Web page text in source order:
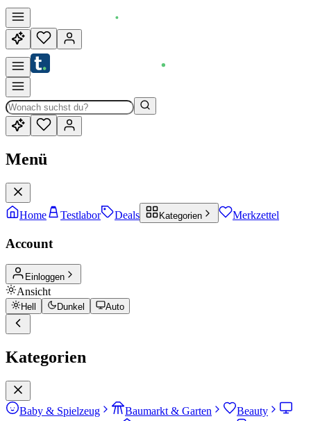
Menü
Home Testlabor Deals Kategorien Merkzettel
Account
Einloggen
Ansicht
Hell Dunkel Auto
Kategorien
Baby & Spielzeug Baumarkt & Garten
Beauty